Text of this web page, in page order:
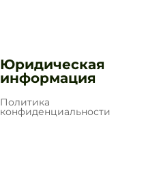
Юридическая
информация
Политика
конфиденциальности